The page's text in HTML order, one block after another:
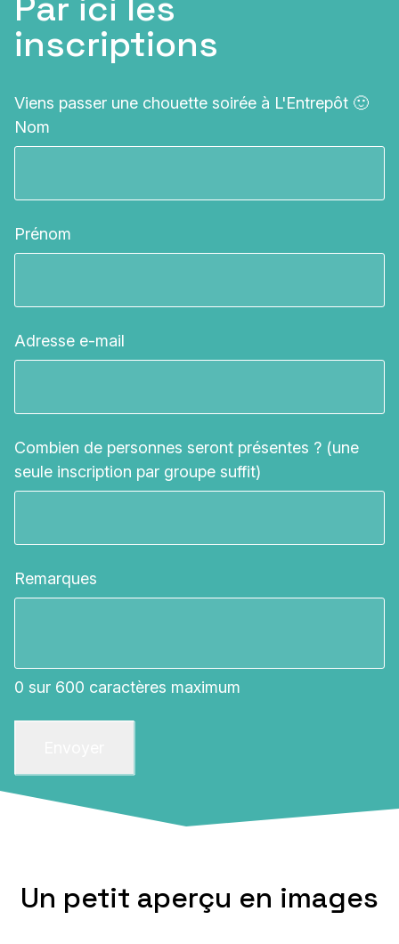
inscriptions
Viens passer une chouette soirée à L'Entrepôt 🙂
Nom
Prénom
Adresse e-mail
Combien de personnes seront présentes ? (une
seule inscription par groupe suffit)
Remarques
0 sur 600 caractères maximum
Un petit aperçu en images